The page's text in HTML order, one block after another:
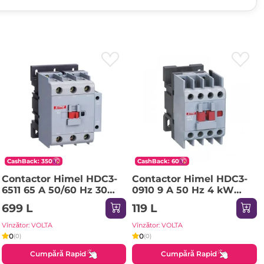
CashBack: 350
Contactor Himel HDC3-
6511 65 A 50/60 Hz 30
kW 220-690 V 380 V
IP20
699 L
Vînzător: VOLTA
0(0)
Cumpără Rapid
CashBack: 60
Contactor Himel HDC3-
0910 9 A 50 Hz 4 kW
220-690 V 24 V IP20
119 L
Vînzător: VOLTA
0(0)
Cumpără Rapid